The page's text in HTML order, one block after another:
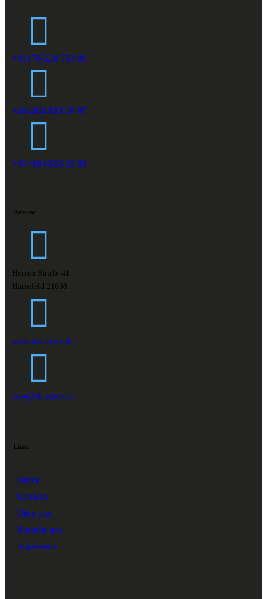
+49176-228 733 86
+494164-813 29 97
+494164-813 29 98
Adresse
Herren Straße 41
Harsefeld 21698
www.stb-renov.de
info@stb-renov.de
Links
Home
Services
Über uns
Kontakt uns
Impressum